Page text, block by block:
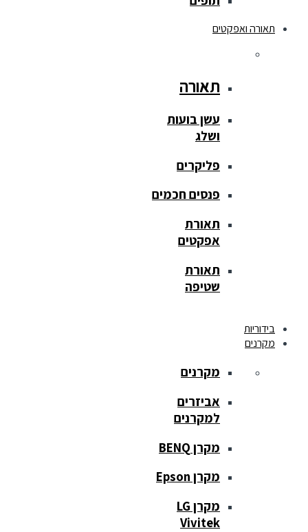
תאורה ואפקטים
תאורה
עשן בועות
ושלג
פליקרים
פנסים חכמים
תאורת
אפקטים
תאורת
שטיפה
בידוריות
מקרנים
מקרנים
אביזרים
למקרנים
מקרן BENQ
מקרן Epson
מקרן LG
Vivitek